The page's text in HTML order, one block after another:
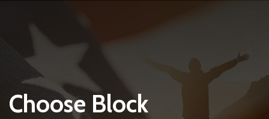
Choose Block